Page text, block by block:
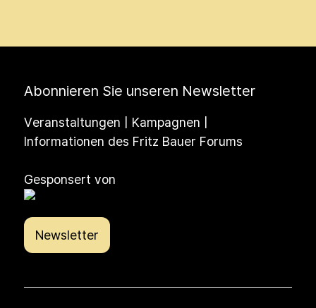
Abonnieren Sie unseren Newsletter
Veranstaltungen | Kampagnen |
Informationen des Fritz Bauer Forums
Gesponsert von
Newsletter